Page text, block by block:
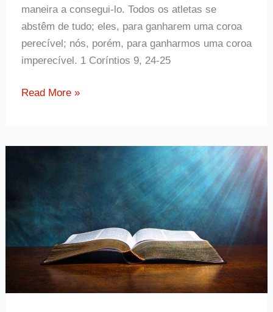
maneira a consegui-lo. Todos os atletas se
abstêm de tudo; eles, para ganharem uma coroa
perecível; nós, porém, para ganharmos uma coroa
imperecível. 1 Coríntios 9, 24-25
Frase
1
sobre
o
exemplo
atleta
Read More »